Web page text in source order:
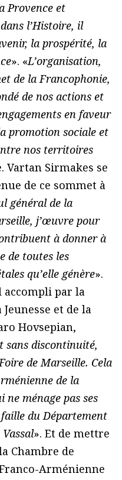
Provence et
l’Histoire, il
la prospérité, la
». «L’organisation,
de la Francophonie,
de nos actions et
en faveur
promotion sociale et
nos territoires
Vartan Sirmakes se
de ce sommet à
général de la
j’œuvre pour
à donner à
de toutes les
qu’elle génère».
accompli par la
et de la
Hovsepian,
sans discontinuité,
de Marseille. Cela
de la
ne ménage pas ses
du Département
». Et de mettre
Chambre de
Arménienne